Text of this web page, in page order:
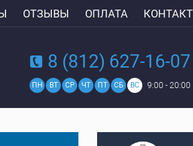
ОТЗЫВЫ ОПЛАТА
8 (812) 627-16-07
ПН ВТ СР ЧТ ПТ СБ ВС 9:00 - 20:00